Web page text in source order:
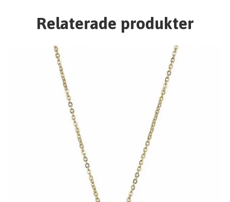
Relaterade produkter